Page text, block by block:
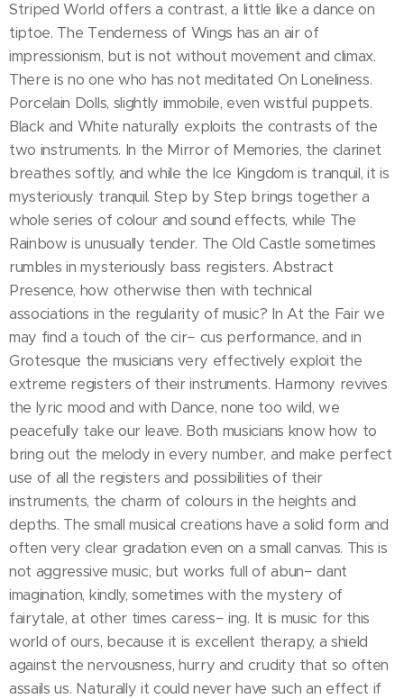
Striped World offers a contrast, a little like a dance on
tiptoe. The Tenderness of Wings has an air of
impressionism, but is not without movement and climax.
There is no one who has not meditated On Loneliness.
Porcelain Dolls, slightly immobile, even wistful puppets.
Black and White naturally exploits the contrasts of the
two instruments. In the Mirror of Memories, the clarinet
breathes softly, and while the Ice Kingdom is tranquil, it is
mysteriously tranquil. Step by Step brings together a
whole series of colour and sound effects, while The
Rainbow is unusually tender. The Old Castle sometimes
rumbles in mysteriously bass registers. Abstract
Presence, how otherwise then with technical
associations in the regularity of music? In At the Fair we
may find a touch of the cir− cus performance, and in
Grotesque the musicians very effectively exploit the
extreme registers of their instruments. Harmony revives
the lyric mood and with Dance, none too wild, we
peacefully take our leave. Both musicians know how to
bring out the melody in every number, and make perfect
use of all the registers and possibilities of their
instruments, the charm of colours in the heights and
depths. The small musical creations have a solid form and
often very clear gradation even on a small canvas. This is
not aggressive music, but works full of abun− dant
imagination, kindly, sometimes with the mystery of
fairytale, at other times caress− ing. It is music for this
world of ours, because it is excellent therapy, a shield
against the nervousness, hurry and crudity that so often
assails us. Naturally it could never have such an effect if